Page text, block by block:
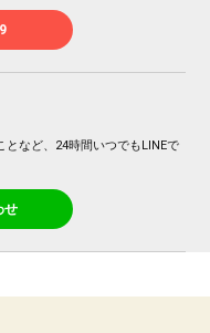
など、24時間いつでもLINEで
せ